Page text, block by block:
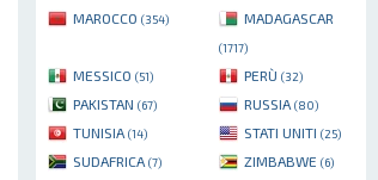
MAROCCO (354) MADAGASCAR
(1717)
MESSICO (51) PERÙ (32)
PAKISTAN (67) RUSSIA (80)
TUNISIA (14) STATI UNITI (25)
SUDAFRICA (7) ZIMBABWE (6)